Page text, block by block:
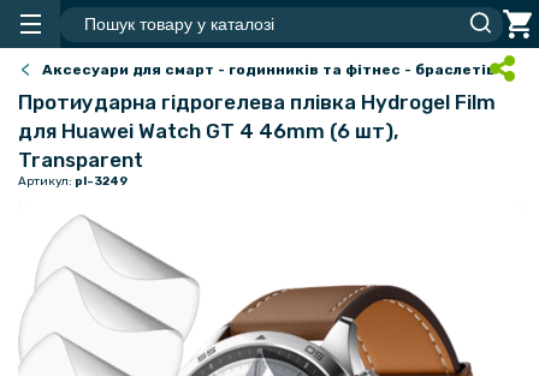
Аксесуари для смарт - годинників та фітнес - браслетів
Протиударна гідрогелева плівка Hydrogel Film
для Huawei Watch GT 4 46mm (6 шт),
Transparent
Артикул: pl-3249